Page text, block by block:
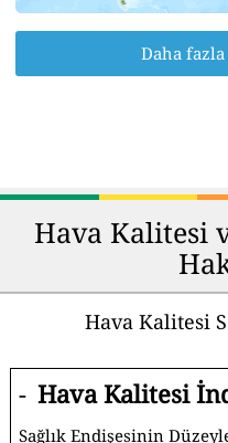
Daha
Hava Kalitesi
Hava Kalitesi
- Hava Kalitesi
Sağlık Endişesinin